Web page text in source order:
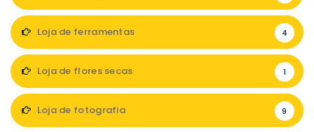
Loja de ferramentas 4
Loja de flores secas 1
Loja de fotografia 9